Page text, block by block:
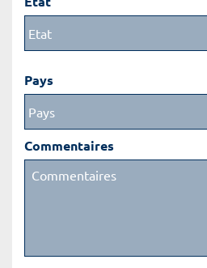
Pays
Commentaires